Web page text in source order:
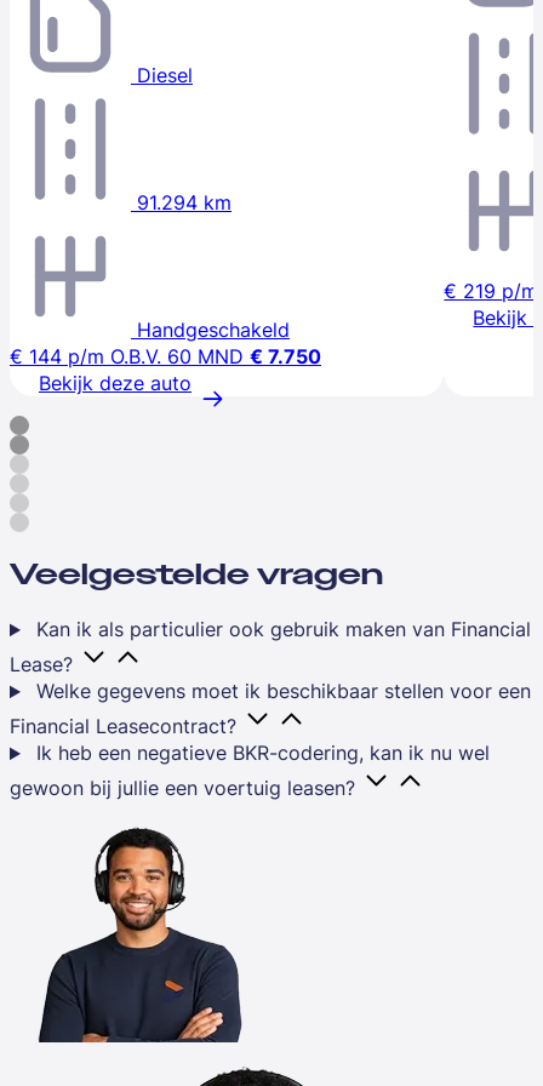
Diesel
91.294 km
Handgeschakeld
€ 144 p/m O.B.V. 60 MND € 7.750
Bekijk deze auto
€ 219 p/m
Bekijk
Veelgestelde vragen
Kan ik als particulier ook gebruik maken van Financial
Lease?
Welke gegevens moet ik beschikbaar stellen voor een
Financial Leasecontract?
Ik heb een negatieve BKR-codering, kan ik nu wel
gewoon bij jullie een voertuig leasen?